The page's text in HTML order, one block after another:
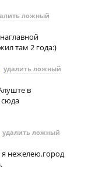
ложный
там 2 года:)
удалить ложный
в
сюда
удалить ложный
нежелею.город